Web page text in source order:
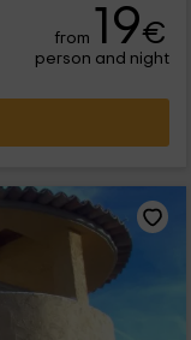
from 19€
person and night